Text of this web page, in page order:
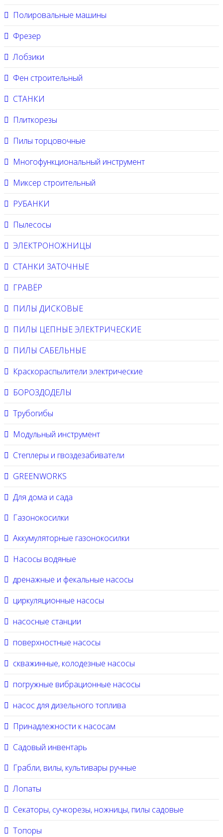
Полировальные машины
Фрезер
Лобзики
Фен строительный
СТАНКИ
Плиткорезы
Пилы торцовочные
Многофункциональный инструмент
Миксер строительный
РУБАНКИ
Пылесосы
ЭЛЕКТРОНОЖНИЦЫ
СТАНКИ ЗАТОЧНЫЕ
ГРАВЁР
ПИЛЫ ДИСКОВЫЕ
ПИЛЫ ЦЕПНЫЕ ЭЛЕКТРИЧЕСКИЕ
ПИЛЫ САБЕЛЬНЫЕ
Краскораспылители электрические
БОРОЗДОДЕЛЫ
Трубогибы
Модульный инструмент
Степлеры и гвоздезабиватели
GREENWORKS
Для дома и сада
Газонокосилки
Аккумуляторные газонокосилки
Насосы водяные
дренажные и фекальные насосы
циркуляционные насосы
насосные станции
поверхностные насосы
скважинные, колодезные насосы
погружные вибрационные насосы
насос для дизельного топлива
Принадлежности к насосам
Садовый инвентарь
Грабли, вилы, культивары ручные
Лопаты
Секаторы, сучкорезы, ножницы, пилы садовые
Топоры